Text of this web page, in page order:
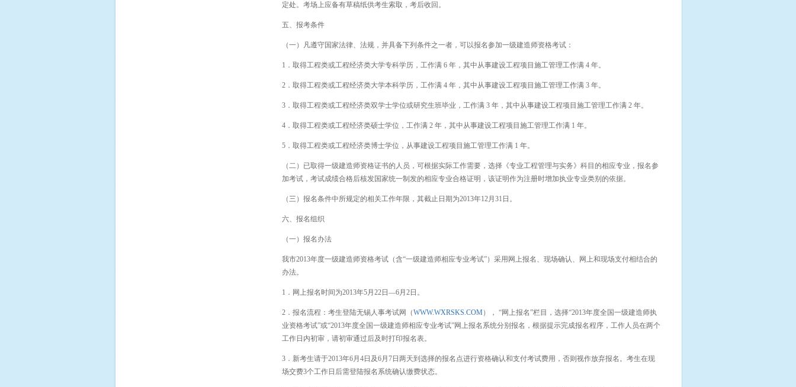
定处。考场上应备有草稿纸供考生索取，考后收回。
五、报考条件
（一）凡遵守国家法律、法规，并具备下列条件之一者，可以报名参加一级建造师资格考试：
1．取得工程类或工程经济类大学专科学历，工作满 6 年，其中从事建设工程项目施工管理工作满 4 年。
2．取得工程类或工程经济类大学本科学历，工作满 4 年，其中从事建设工程项目施工管理工作满 3 年。
3．取得工程类或工程经济类双学士学位或研究生班毕业，工作满 3 年，其中从事建设工程项目施工管理工作满 2 年。
4．取得工程类或工程经济类硕士学位，工作满 2 年，其中从事建设工程项目施工管理工作满 1 年。
5．取得工程类或工程经济类博士学位，从事建设工程项目施工管理工作满 1 年。
（二）已取得一级建造师资格证书的人员，可根据实际工作需要，选择《专业工程管理与实务》科目的相应专业，报名参
加考试，考试成绩合格后核发国家统一制发的相应专业合格证明，该证明作为注册时增加执业专业类别的依据。
（三）报名条件中所规定的相关工作年限，其截止日期为2013年12月31日。
六、报名组织
（一）报名办法
我市2013年度一级建造师资格考试（含“一级建造师相应专业考试”）采用网上报名、现场确认、网上和现场支付相结合的
办法。
1．网上报名时间为2013年5月22日—6月2日。
2．报名流程：考生登陆无锡人事考试网（WWW.WXRSKS.COM）， “网上报名”栏目，选择“2013年度全国一级建造师执
业资格考试”或“2013年度全国一级建造师相应专业考试”网上报名系统分别报名，根据提示完成报名程序，工作人员在两个
工作日内初审，请初审通过后及时打印报名表。
3．新考生请于2013年6月4日及6月7日两天到选择的报名点进行资格确认和支付考试费用，否则视作放弃报名。考生在现
场交费3个工作日后需登陆报名系统确认缴费状态。